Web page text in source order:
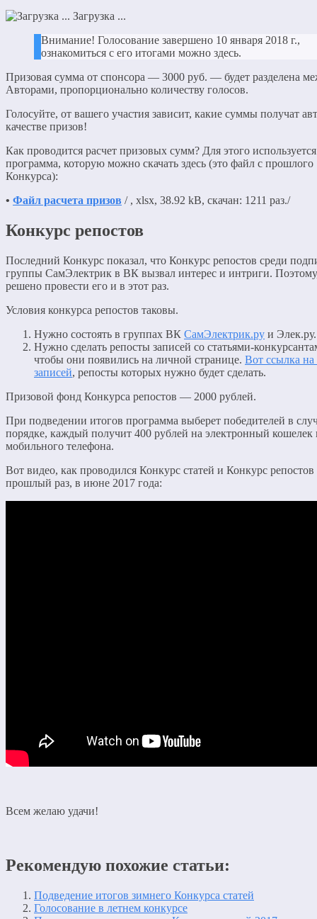
Загрузка ...
Внимание! Голосование завершено 10 января 2018 г.,
ознакомиться с его итогами можно здесь.
Призовая сумма от спонсора — 3000 руб. — будет разделена
Авторами, пропорционально количеству голосов.
Голосуйте, от вашего участия зависит, какие суммы получат
качестве призов!
Как проводится расчет призовых сумм? Для этого используется
программа, которую можно скачать здесь (это файл с прошлого
Конкурса):
• Файл расчета призов / , xlsx, 38.92 kB, скачан: 1211 раз./
Конкурс репостов
Последний Конкурс показал, что Конкурс репостов среди
группы СамЭлектрик в ВК вызвал интерес и интриги.
решено провести его и в этот раз.
Условия конкурса репостов таковы.
Нужно состоять в группах ВК СамЭлектрик.ру и Элек.ру.
Нужно сделать репосты записей со статьями-
чтобы они появились на личной странице. Вот ссылка на
записей, репосты которых нужно будет сделать.
Призовой фонд Конкурса репостов — 2000 рублей.
При подведении итогов программа выберет победителей в
порядке, каждый получит 400 рублей на электронный кошелек
мобильного телефона.
Вот видео, как проводился Конкурс статей и Конкурс репостов
прошлый раз, в июне 2017 года:
Всем желаю удачи!
Рекомендую похожие статьи:
Подведение итогов зимнего Конкурса статей
Голосование в летнем конкурсе